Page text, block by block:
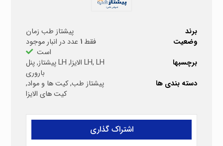
برند
پیشتاز طب زمان
وضعیت
فقط ۱ عدد در انبار موجود
است
برچسبها
LH,LH الایزا , LH پیشتاز ,پنل
باروری
دسته بندی ها
پیشتاز طب,کیت ها و مواد,
کیت های الایزا